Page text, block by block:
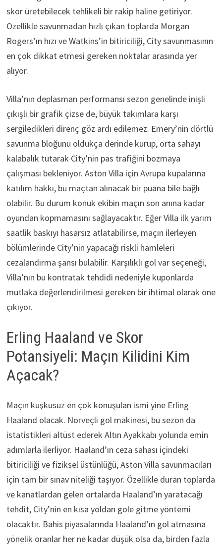
skor üretebilecek tehlikeli bir rakip haline getiriyor.
Özellikle savunmadan hızlı çıkan toplarda Morgan
Rogers’ın hızı ve Watkins’in bitiriciliği, City savunmasının
en çok dikkat etmesi gereken noktalar arasında yer
alıyor.
Villa’nın deplasman performansı sezon genelinde inişli
çıkışlı bir grafik çizse de, büyük takımlara karşı
sergiledikleri direnç göz ardı edilemez. Emery’nin dörtlü
savunma bloğunu oldukça derinde kurup, orta sahayı
kalabalık tutarak City’nin pas trafiğini bozmaya
çalışması bekleniyor. Aston Villa için Avrupa kupalarına
katılım hakkı, bu maçtan alınacak bir puana bile bağlı
olabilir. Bu durum konuk ekibin maçın son anına kadar
oyundan kopmamasını sağlayacaktır. Eğer Villa ilk yarım
saatlik baskıyı hasarsız atlatabilirse, maçın ilerleyen
bölümlerinde City’nin yapacağı riskli hamleleri
cezalandırma şansı bulabilir. Karşılıklı gol var seçeneği,
Villa’nın bu kontratak tehdidi nedeniyle kuponlarda
mutlaka değerlendirilmesi gereken bir ihtimal olarak öne
çıkıyor.
Erling Haaland ve Skor
Potansiyeli: Maçın Kilidini Kim
Açacak?
Maçın kuşkusuz en çok konuşulan ismi yine Erling
Haaland olacak. Norveçli gol makinesi, bu sezon da
istatistikleri altüst ederek Altın Ayakkabı yolunda emin
adımlarla ilerliyor. Haaland’ın ceza sahası içindeki
bitiriciliği ve fiziksel üstünlüğü, Aston Villa savunmacıları
için tam bir sınav niteliği taşıyor. Özellikle duran toplarda
ve kanatlardan gelen ortalarda Haaland’ın yaratacağı
tehdit, City’nin en kısa yoldan gole gitme yöntemi
olacaktır. Bahis piyasalarında Haaland’ın gol atmasına
yönelik oranlar her ne kadar düşük olsa da, birden fazla